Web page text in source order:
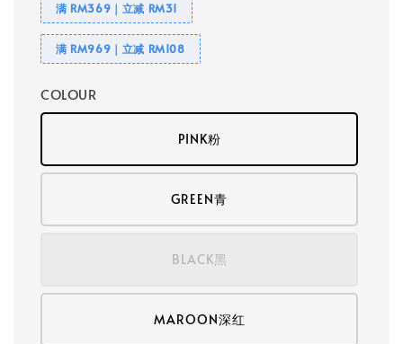
满 RM369｜立减 RM31
满 RM969｜立减 RM108
COLOUR
PINK粉
GREEN青
BLACK黑
MAROON深红